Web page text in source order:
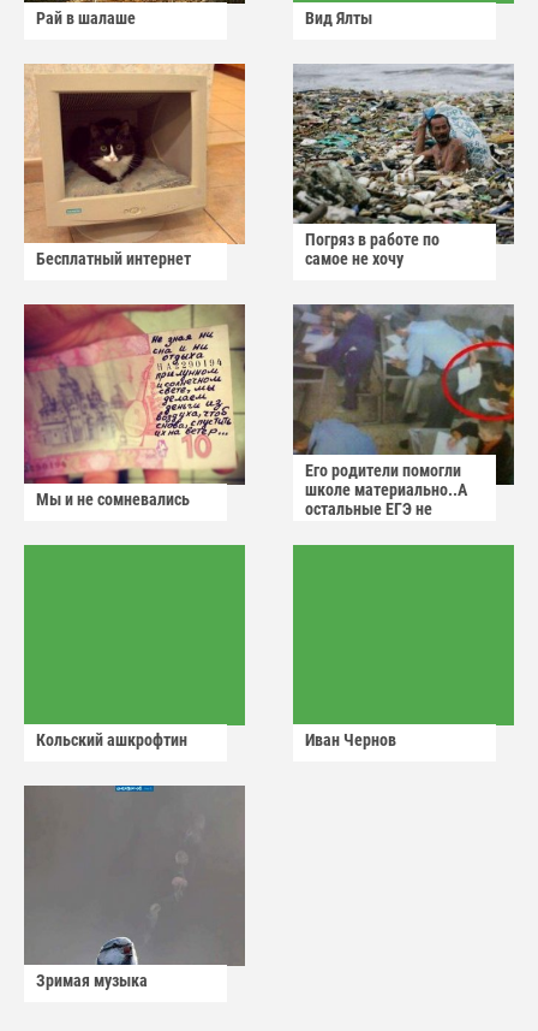
Рай в шалаше Вид Ялты
Бесплатный интернет
Погряз в работе по
самое не хочу
Мы и не сомневались
Его родители помогли
школе материально..А
остальные ЕГЭ не
Кольский ашкрофтин Иван Чернов
Зримая музыка